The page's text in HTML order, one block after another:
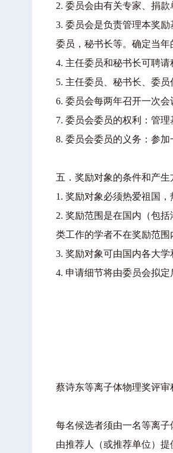
2. 委员会由有关专家、捐款
3. 委员会是负责管理本奖
委员，秘书长等。确定当年
4. 主任委员和秘书长可聘请
5. 主任委员、秘书长、 委员
6. 委员会每两年召开一次会
7. 委员会委员的权利：管理
8. 委员会委员的义务：参加
五．奖励对象的条件和产生
1. 奖励对象必须热爱祖国，
2. 奖励范围是在国内（包
类工作的学者不在奖励范围
3. 奖励对象可由国内各大学
4. 申请细节将由委员会拟定
蔡诗东等离子体物理奖评审
每名候选者须由一名等离
由推荐人（或推荐单位）